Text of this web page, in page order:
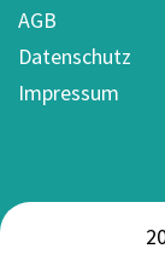
AGB
Datenschutz
Impressum